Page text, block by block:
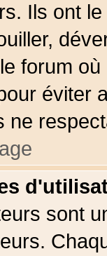
Ils ont
forum
éviter
ne
sont